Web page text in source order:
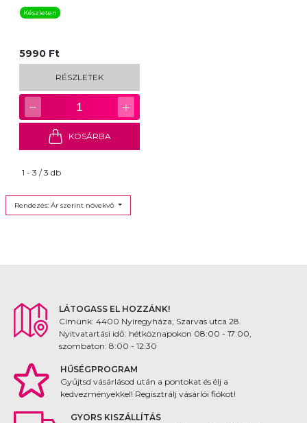
Készleten
5990 Ft
RÉSZLETEK
− 1 +
KOSÁRBA
1 - 3 / 3 db
Rendezés: Ár szerint növekvő
LÁTOGASS EL HOZZÁNK!
Címünk: 4400 Nyíregyháza, Szarvas utca 28.
Nyitvatartási idő: hétköznapokon 08:00 - 17:00,
szombaton: 8:00 - 12:30
HŰSÉGPROGRAM
Gyűjtsd vásárlásod után a pontokat és élj a
kedvezményekkel! Regisztrálj vásárlói fiókot!
GYORS KISZÁLLÍTÁS